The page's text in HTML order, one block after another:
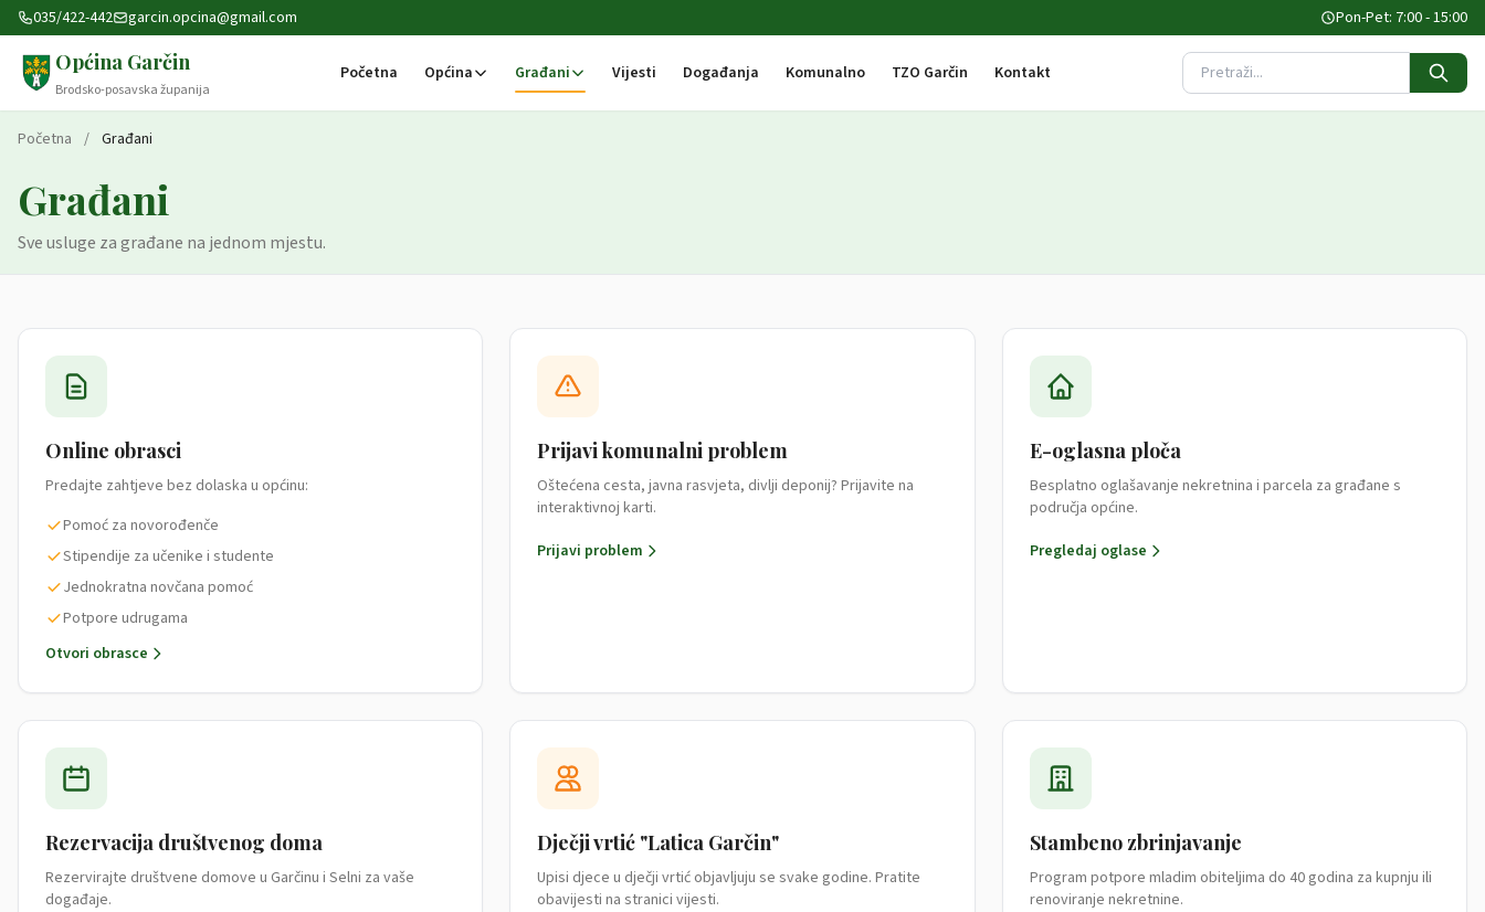
Preskoči na sadržaj
035/422-442 garcin.opcina@gmail.com Pon-Pet: 7:00 - 15:00
Općina Garčin
Brodsko-posavska županija
Početna Općina Građani Vijesti Događanja Komunalno TZO Garčin Kontakt Pretraži stranicu
Početna / Građani
Građani
Sve usluge za građane na jednom mjestu.
Online obrasci
Predajte zahtjeve bez dolaska u općinu:
Pomoć za novorođenče
Stipendije za učenike i studente
Jednokratna novčana pomoć
Potpore udrugama
Otvori obrasce
Prijavi komunalni problem
Oštećena cesta, javna rasvjeta, divlji deponij? Prijavite na
interaktivnoj karti.
Prijavi problem
E-oglasna ploča
Besplatno oglašavanje nekretnina i parcela za građane s
područja općine.
Pregledaj oglase
Rezervacija društvenog doma
Rezervirajte društvene domove u Garčinu i Selni za vaše
događaje.
Dječji vrtić "Latica Garčin"
Upisi djece u dječji vrtić objavljuju se svake godine. Pratite
obavijesti na stranici vijesti.
Stambeno zbrinjavanje
Program potpore mladim obiteljima do 40 godina za kupnju ili
renoviranje nekretnine.